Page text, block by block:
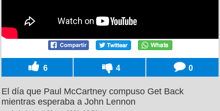
6 4 0
El día que Paul McCartney compuso Get Back
mientras esperaba a John Lennon